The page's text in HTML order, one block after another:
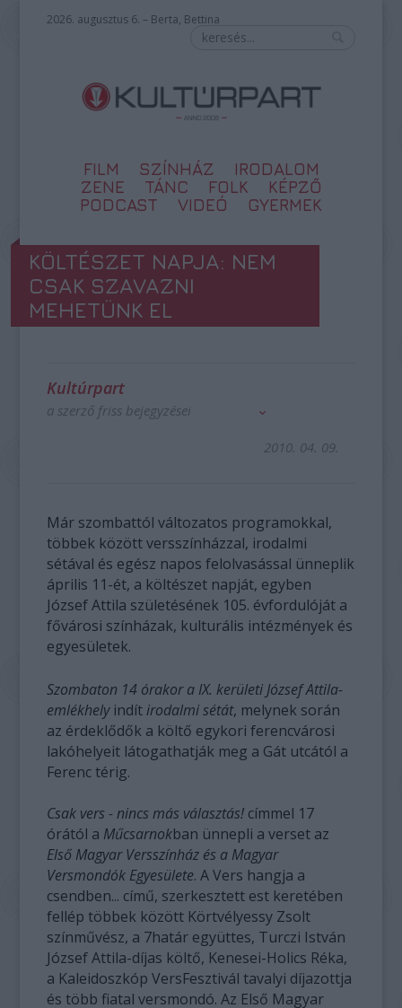
2026. augusztus 6. – Berta, Bettina
FILM SZÍNHÁZ
IRODALOM
ZENE
TÁNC FOLK
KÉPZŐ
PODCAST
VIDEÓ GYERMEK
KÖLTÉSZET NAPJA: NEM
CSAK SZAVAZNI
MEHETÜNK EL
Kultúrpart
a szerző friss bejegyzései
2010. 04. 09.
Már szombattól változatos programokkal,
többek között versszínházzal, irodalmi
sétával és egész napos felolvasással ünneplik
április 11-ét, a költészet napját, egyben
József Attila születésének 105. évfordulóját a
fővárosi színházak, kulturális intézmények és
egyesületek.
Szombaton 14 órakor a IX. kerületi József Attila-
emlékhelyindítirodalmi sétát, melynek során
az érdeklődők a költő egykori ferencvárosi
lakóhelyeit látogathatják meg a Gát utcától a
Ferenc térig.
Csak vers - nincs más választás! címmel 17
órától a Műcsarnokban ünnepli a verset az
Első Magyar Versszínház és a Magyar
Versmondók Egyesülete. A Vers hangja a
csendben... című, szerkesztett est keretében
fellép többek között Körtvélyessy Zsolt
színművész, a 7határ együttes, Turczi István
József Attila-díjas költő, Kenesei-Holics Réka,
a Kaleidoszkóp VersFesztivál tavalyi díjazottja
és több fiatal versmondó. Az Első Magyar